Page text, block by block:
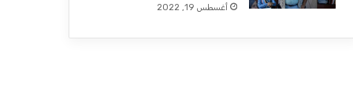
أغسطس 19, 2022